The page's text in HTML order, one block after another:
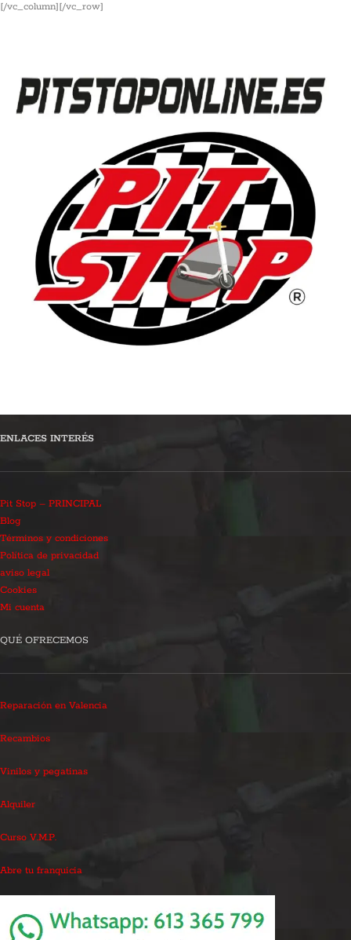
[/vc_column][/vc_row]
ENLACES INTERÉS
Pit Stop – PRINCIPAL
Blog
Términos y condiciones
Política de privacidad
aviso legal
Cookies
Mi cuenta
QUÉ OFRECEMOS
Reparación en Valencia
Recambios
Vinilos y pegatinas
Alquiler
Curso V.M.P.
Abre tu franquicia